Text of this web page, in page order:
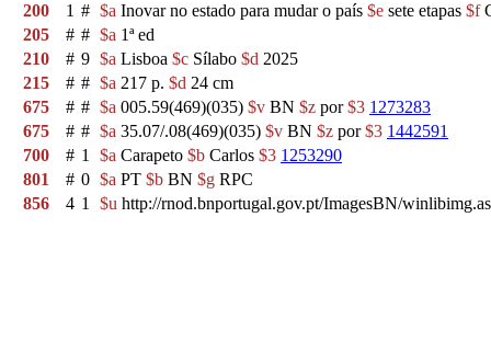
200
1 # $a Inovar no estado para mudar o país $e sete etapas $f
205
# # $a 1ª ed
210
# 9 $a Lisboa $c Sílabo $d 2025
215
# # $a 217 p. $d 24 cm
675
# # $a 005.59(469)(035) $v BN $z por$3 1273283
675
# # $a 35.07/.08(469)(035) $v BN $z por$3 1442591
700
# 1 $a Carapeto $b Carlos $3 1253290
801
# 0 $a PT $b BN $g RPC
856
4 1 $u http://rnod.bnportugal.gov.pt/ImagesBN/